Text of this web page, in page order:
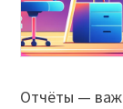
Отчёты —